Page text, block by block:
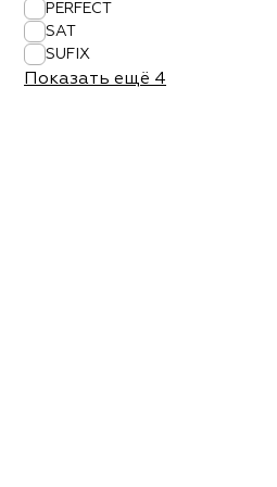
PERFECT
SAT
SUFIX
Показать ещё 4